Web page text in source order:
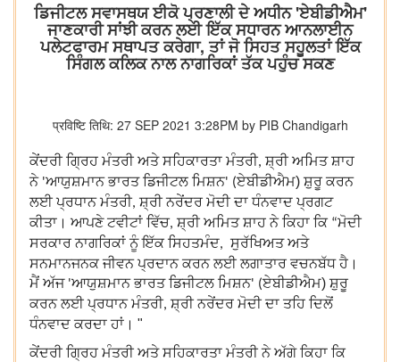
ਡਿਜੀਟਲ ਸਵਾਸਥਯ ਈਕੋ ਪ੍ਰਣਾਲੀ ਦੇ ਅਧੀਨ 'ਏਬੀਡੀਐਮ'
ਜਾਣਕਾਰੀ ਸਾਂਝੀ ਕਰਨ ਲਈ ਇੱਕ ਸਧਾਰਨ ਆਨਲਾਈਨ
ਪਲੇਟਫਾਰਮ ਸਥਾਪਤ ਕਰੇਗਾ, ਤਾਂ ਜੋ ਸਿਹਤ ਸਹੂਲਤਾਂ ਇੱਕ
ਸਿੰਗਲ ਕਲਿਕ ਨਾਲ ਨਾਗਰਿਕਾਂ ਤੱਕ ਪਹੁੰਚ ਸਕਣ
प्रविष्टि तिथि: 27 SEP 2021 3:28PM by PIB Chandigarh
ਕੇਂਦਰੀ ਗ੍ਰਿਹ ਮੰਤਰੀ ਅਤੇ ਸਹਿਕਾਰਤਾ ਮੰਤਰੀ, ਸ਼੍ਰੀ ਅਮਿਤ ਸ਼ਾਹ
ਨੇ 'ਆਯੁਸ਼ਮਾਨ ਭਾਰਤ ਡਿਜੀਟਲ ਮਿਸ਼ਨ' (ਏਬੀਡੀਐਮ) ਸ਼ੁਰੂ ਕਰਨ
ਲਈ ਪ੍ਰਧਾਨ ਮੰਤਰੀ, ਸ਼੍ਰੀ ਨਰੇਂਦਰ ਮੋਦੀ ਦਾ ਧੰਨਵਾਦ ਪ੍ਰਗਟ
ਕੀਤਾ। ਆਪਣੇ ਟਵੀਟਾਂ ਵਿੱਚ, ਸ਼੍ਰੀ ਅਮਿਤ ਸ਼ਾਹ ਨੇ ਕਿਹਾ ਕਿ “ਮੋਦੀ
ਸਰਕਾਰ ਨਾਗਰਿਕਾਂ ਨੂੰ ਇੱਕ ਸਿਹਤਮੰਦ, ਸੁਰੱਖਿਅਤ ਅਤੇ
ਸਨਮਾਨਜਨਕ ਜੀਵਨ ਪ੍ਰਦਾਨ ਕਰਨ ਲਈ ਲਗਾਤਾਰ ਵਚਨਬੱਧ ਹੈ।
ਮੈਂ ਅੱਜ 'ਆਯੁਸ਼ਮਾਨ ਭਾਰਤ ਡਿਜੀਟਲ ਮਿਸ਼ਨ' (ਏਬੀਡੀਐਮ) ਸ਼ੁਰੂ
ਕਰਨ ਲਈ ਪ੍ਰਧਾਨ ਮੰਤਰੀ, ਸ਼੍ਰੀ ਨਰੇਂਦਰ ਮੋਦੀ ਦਾ ਤਹਿ ਦਿਲੋਂ
ਧੰਨਵਾਦ ਕਰਦਾ ਹਾਂ। "
ਕੇਂਦਰੀ ਗ੍ਰਿਹ ਮੰਤਰੀ ਅਤੇ ਸਹਿਕਾਰਤਾ ਮੰਤਰੀ ਨੇ ਅੱਗੇ ਕਿਹਾ ਕਿ